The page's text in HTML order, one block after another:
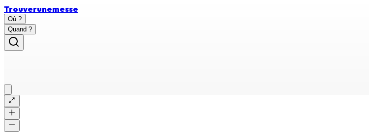
Trouverunemesse
Où ?
Quand ?